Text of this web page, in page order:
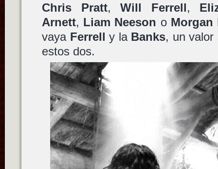
Chris Pratt,Will Ferrell,
Arnett, Liam Neeson o Morgan
vaya Ferrell y la Banks, un valor
estos dos.